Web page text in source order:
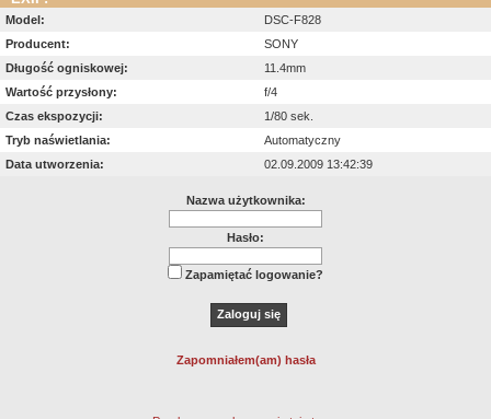
Model:
DSC-F828
Producent:
SONY
Długość ogniskowej:
11.4mm
Wartość przysłony:
f/4
Czas ekspozycji:
1/80 sek.
Tryb naświetlania:
Automatyczny
Data utworzenia:
02.09.2009 13:42:39
Nazwa użytkownika:
Hasło:
Zapamiętać logowanie?
Zapomniałem(am) hasła